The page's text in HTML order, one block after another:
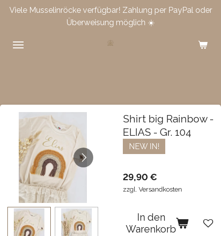
Zum
Viele Musselinröcke verfügbar! Zahlung per PayPal oder
Überweisung möglich ☀️
Shirt big Rainbow -
ELIAS - Gr. 104
NEW IN!
29,90 €
zzgl. Versandkosten
In den
Warenkorb